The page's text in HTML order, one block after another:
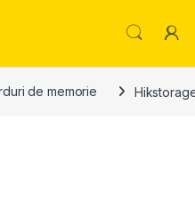
de memorie